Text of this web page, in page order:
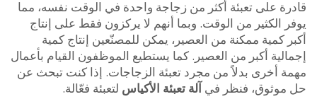
على تعبئة أكثر من زجاجة واحدة في الوقت نفسه، مما
الكثير من الوقت. وبما أنهم لا يركزون فقط على إنتاج
كمية ممكنة من العصير، يمكن للمصنّعين إنتاج كمية
أكبر من العصير. كما يستطيع الموظفون القيام بأعمال
أخرى بدلاً من مجرد تعبئة الزجاجات. إذا كنت تبحث عن
فنظر فيآلة تعبئة الأكياسلتعبئة فعّالة.